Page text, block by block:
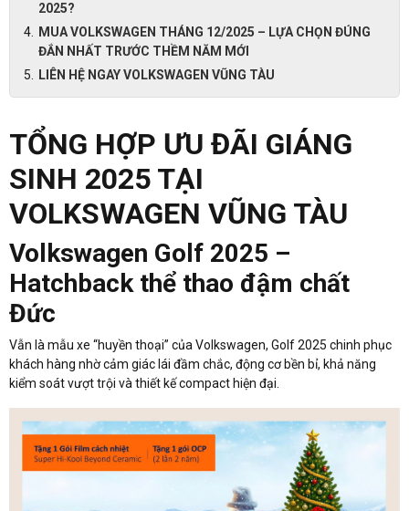
2025?
MUA VOLKSWAGEN THÁNG 12/2025 – LỰA CHỌN ĐÚNG
ĐẮN NHẤT TRƯỚC THỀM NĂM MỚI
LIÊN HỆ NGAY VOLKSWAGEN VŨNG TÀU
TỔNG HỢP ƯU ĐÃI GIÁNG
SINH 2025 TẠI
VOLKSWAGEN VŨNG TÀU
Volkswagen Golf 2025 –
Hatchback thể thao đậm chất
Đức
Vẫn là mẫu xe “huyền thoại” của Volkswagen, Golf 2025 chinh phục
khách hàng nhờ cảm giác lái đầm chắc, động cơ bền bỉ, khả năng
kiểm soát vượt trội và thiết kế compact hiện đại.